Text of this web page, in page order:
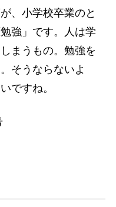
、小学校卒業のと
強」です。人は学
まうもの。勉強を
そうならないよ
ですね。